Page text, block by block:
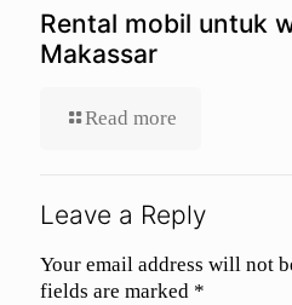
Rental mobil untuk
Makassar
Read more
Leave a Reply
Your email address will not
fields are marked *